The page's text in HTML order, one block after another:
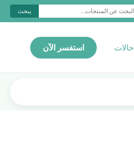
يبحث
حالات استفسر الآن